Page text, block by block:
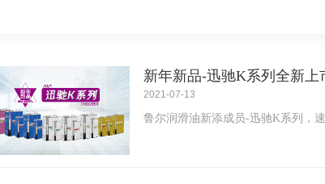
新年新品-迅驰K系列全新上
2021-07-13
鲁尔润滑油新添成员-迅驰K系列，速